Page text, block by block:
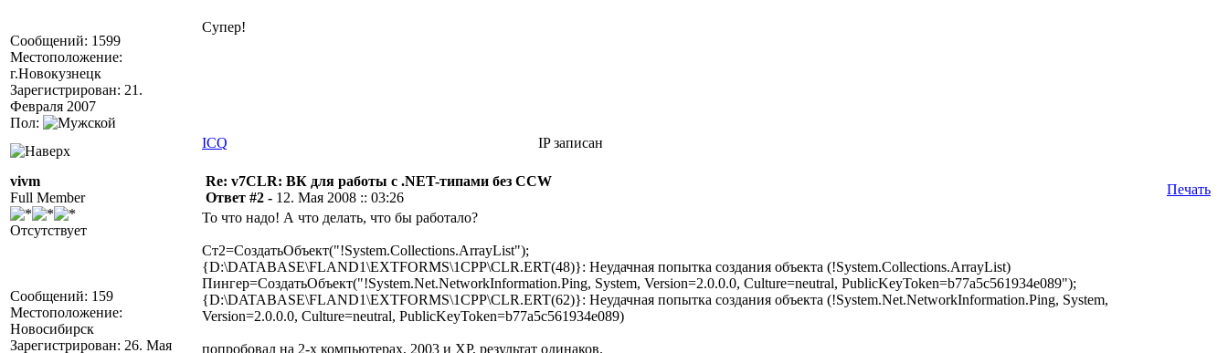
Сообщений: 1599
Местоположение:
г.Новокузнецк
Зарегистрирован: 21.
Февраля 2007
Пол:
Супер!
ICQ IP записан
vivm
Full Member
Отсутствует
Сообщений: 159
Местоположение:
Новосибирск
Зарегистрирован: 26. Мая
Re: v7CLR: ВК для работы с .NET-типами без CCW
Ответ #2 - 12. Мая 2008 :: 03:26
Печать
То что надо! А что делать, что бы работало?
Ст2=СоздатьОбъект("!System.Collections.ArrayList");
{D:\DATABASE\FLAND1\EXTFORMS\1CPP\CLR.ERT(48)}: Неудачная попытка создания объекта (!System.Collections.ArrayList)
Пингер=СоздатьОбъект("!System.Net.NetworkInformation.Ping, System, Version=2.0.0.0, Culture=neutral, PublicKeyToken=b77a5c561934e089");
{D:\DATABASE\FLAND1\EXTFORMS\1CPP\CLR.ERT(62)}: Неудачная попытка создания объекта (!System.Net.NetworkInformation.Ping, System,
Version=2.0.0.0, Culture=neutral, PublicKeyToken=b77a5c561934e089)
попробовал на 2-х компьютерах, 2003 и XP, результат одинаков.